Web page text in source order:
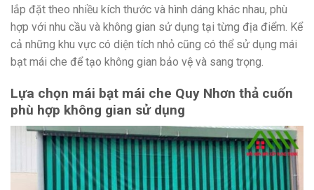
lắp đặt theo nhiều kích thước và hình dáng khác nhau, phù
hợp với nhu cầu và không gian sử dụng tại từng địa điểm. Kể
cả những khu vực có diện tích nhỏ cũng có thể sử dụng mái
bạt mái che để tạo không gian bảo vệ và sang trọng.
Lựa chọn mái bạt mái che Quy Nhơn thả cuốn
phù hợp không gian sử dụng